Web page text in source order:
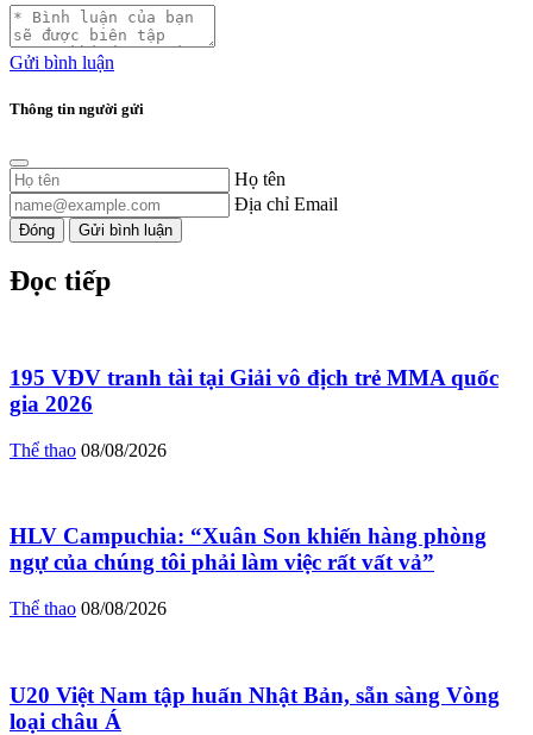
Gửi bình luận
Thông tin người gửi
Họ tên
Địa chỉ Email
Đóng Gửi bình luận
Đọc tiếp
195 VĐV tranh tài tại Giải vô địch trẻ MMA quốc
gia 2026
Thể thao 08/08/2026
HLV Campuchia: “Xuân Son khiến hàng phòng
ngự của chúng tôi phải làm việc rất vất vả”
Thể thao 08/08/2026
U20 Việt Nam tập huấn Nhật Bản, sẵn sàng Vòng
loại châu Á